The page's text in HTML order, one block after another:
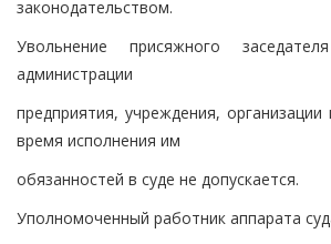
законодательством.
Увольнение присяжного
администрации
предприятия, учреждения,
время исполнения им
обязанностей в суде не допускается.
Уполномоченный работник аппарата